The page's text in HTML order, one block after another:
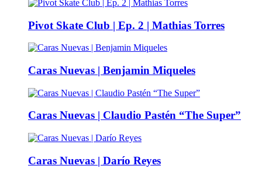
Pivot Skate Club | Ep. 2 | Mathias Torres
Caras Nuevas | Benjamin Miqueles
Caras Nuevas | Claudio Pastén “The Super”
Caras Nuevas | Darío Reyes